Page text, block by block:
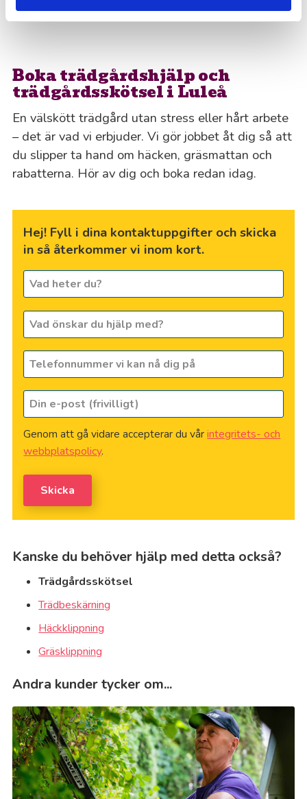
Boka trädgårdshjälp och
trädgårdsskötsel i Luleå
En välskött trädgård utan stress eller hårt arbete
– det är vad vi erbjuder. Vi gör jobbet åt dig så att
du slipper ta hand om häcken, gräsmattan och
rabatterna. Hör av dig och boka redan idag.
Hej! Fyll i dina kontaktuppgifter och skicka
in så återkommer vi inom kort.
Vad
heter
du?
*
Vad
önskar
du
hjälp
med?
Telefonnummer
vi
kan
nå
dig
på *
Din
e-
post
(frivilligt)
Genom att gå vidare accepterar du vårintegritets- och
webbplatspolicy.
Skicka
Kanske du behöver hjälp med detta också?
Trädgårdsskötsel
Trädbeskärning
Häckklippning
Gräsklippning
Andra kunder tycker om...